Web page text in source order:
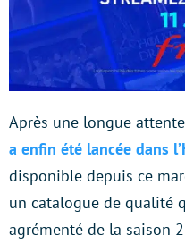
Après une longue
a enfin été lancée dans
disponible depuis ce
un catalogue de qualité
agrémenté de la saison